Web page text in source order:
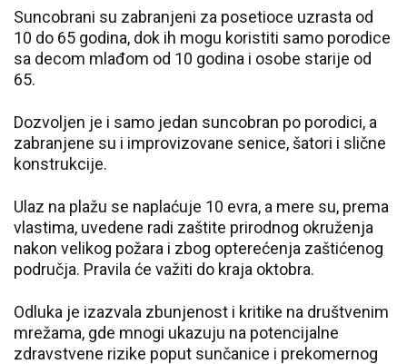
Suncobrani su zabranjeni za posetioce uzrasta od
10 do 65 godina, dok ih mogu koristiti samo porodice
sa decom mlađom od 10 godina i osobe starije od
65.
Dozvoljen je i samo jedan suncobran po porodici, a
zabranjene su i improvizovane senice, šatori i slične
konstrukcije.
Ulaz na plažu se naplaćuje 10 evra, a mere su, prema
vlastima, uvedene radi zaštite prirodnog okruženja
nakon velikog požara i zbog opterećenja zaštićenog
područja. Pravila će važiti do kraja oktobra.
Odluka je izazvala zbunjenost i kritike na društvenim
mrežama, gde mnogi ukazuju na potencijalne
zdravstvene rizike poput sunčanice i prekomernog